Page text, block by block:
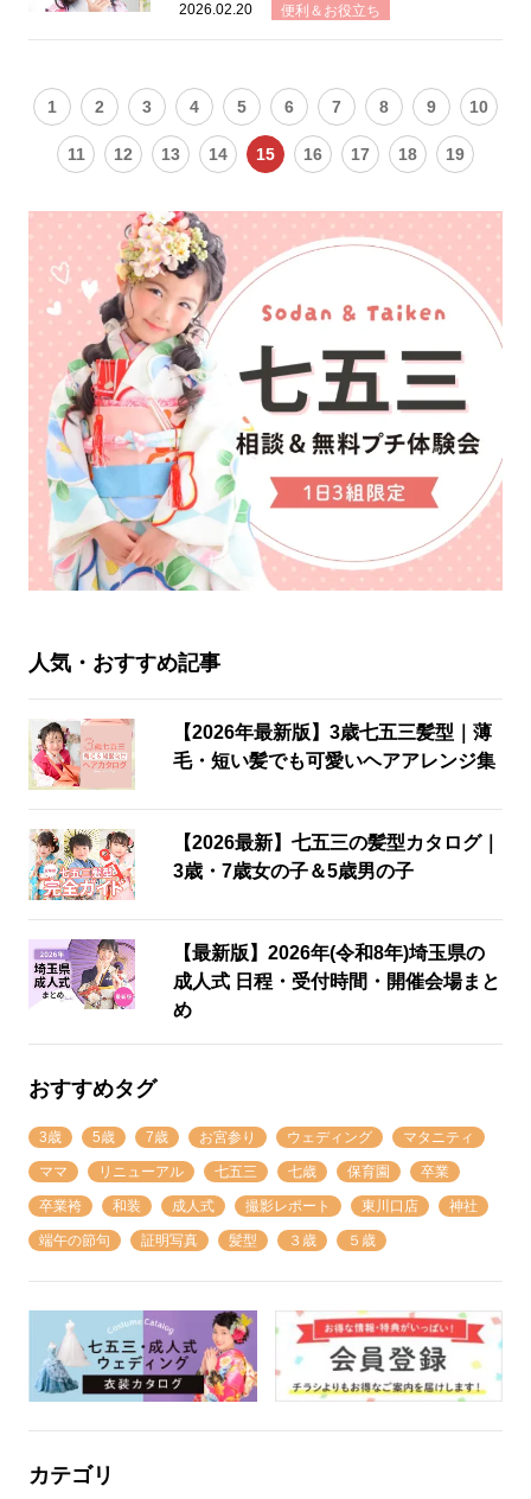
2026.02.20 便利＆お役立ち
1 2 3 4 5 6 7 8 9 10
11 12 13 14 15 16 17 18 19
人気・おすすめ記事
【2026年最新版】3歳七五三髪型｜薄
毛・短い髪でも可愛いヘアアレンジ集
【2026最新】七五三の髪型カタログ｜
3歳・7歳女の子＆5歳男の子
【最新版】2026年(令和8年)埼玉県の
成人式 日程・受付時間・開催会場まと
め
おすすめタグ
3歳 5歳 7歳 お宮参り ウェディング マタニティ
ママ リニューアル 七五三 七歳 保育園 卒業
卒業袴 和装 成人式 撮影レポート 東川口店 神社
端午の節句 証明写真 髪型 ３歳 ５歳
カテゴリ